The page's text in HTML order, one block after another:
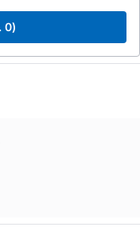
0)